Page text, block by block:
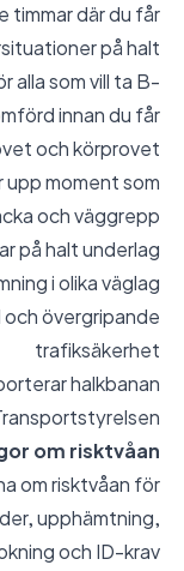
timmar där du får
på halt
alla som vill ta B-
innan du får
och körprovet.
moment som:
och väggrepp
på halt underlag
i olika väglag
övergripande
trafiksäkerhet
halkbanan
om risktvåan
om risktvåan för
upphämtning,
och ID-krav.